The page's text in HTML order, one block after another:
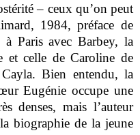
– ceux qu’on peut
1984, préface de
Paris avec Barbey, la
et celle de Caroline de
Bien entendu, la
Eugénie occupe une
denses, mais l’auteur
biographie de la jeune